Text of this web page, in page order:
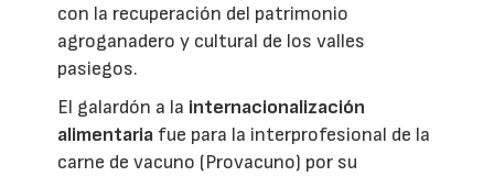
con la recuperación del patrimonio
agroganadero y cultural de los valles
pasiegos.
El galardón a la internacionalización
alimentaria fue para la interprofesional de la
carne de vacuno (Provacuno) por su